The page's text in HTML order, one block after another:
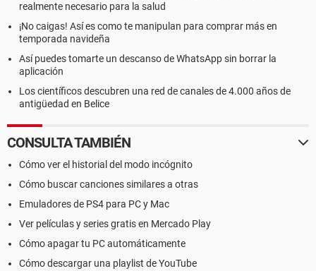
realmente necesario para la salud
¡No caigas! Así es como te manipulan para comprar más en
temporada navideña
Así puedes tomarte un descanso de WhatsApp sin borrar la
aplicación
Los científicos descubren una red de canales de 4.000 años de
antigüedad en Belice
CONSULTA TAMBIÉN
Cómo ver el historial del modo incógnito
Cómo buscar canciones similares a otras
Emuladores de PS4 para PC y Mac
Ver películas y series gratis en Mercado Play
Cómo apagar tu PC automáticamente
Cómo descargar una playlist de YouTube